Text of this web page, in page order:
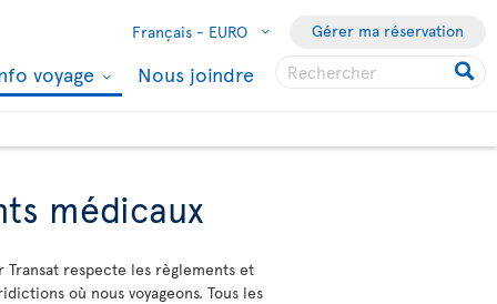
Français - EURO Gérer ma réservation
voyage Nous joindre
médicaux
Transat respecte les règlements et
où nous voyageons. Tous les